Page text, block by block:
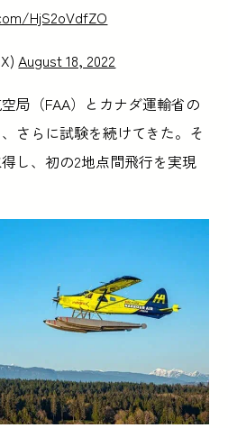
HjS2oVdfZO
August 18, 2022
局（FAA）とカナダ運輸省の
さらに試験を続けてきた。そ
し、初の2地点間飛行を実現